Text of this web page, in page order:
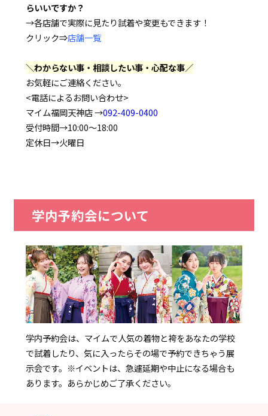
らいいですか？
→各店舗で実際に見たり試着や変更もできます！
クリック⇒店舗一覧
＼わからない事・相談したい事・心配な事／
お気軽にご連絡ください。
<電話によるお問い合わせ>
マイム福岡天神店 →092-409-0400
受付時間→10:00～18:00
定休日→火曜日
学内予約会について
学内予約会は、マイムで人気の着物と袴をあなたの学校
で試着したり、気に入ったらその場で予約できちゃう展
示会です。 ※イベントは、急遽延期や中止になる場合も
あります。あらかじめご了承ください。